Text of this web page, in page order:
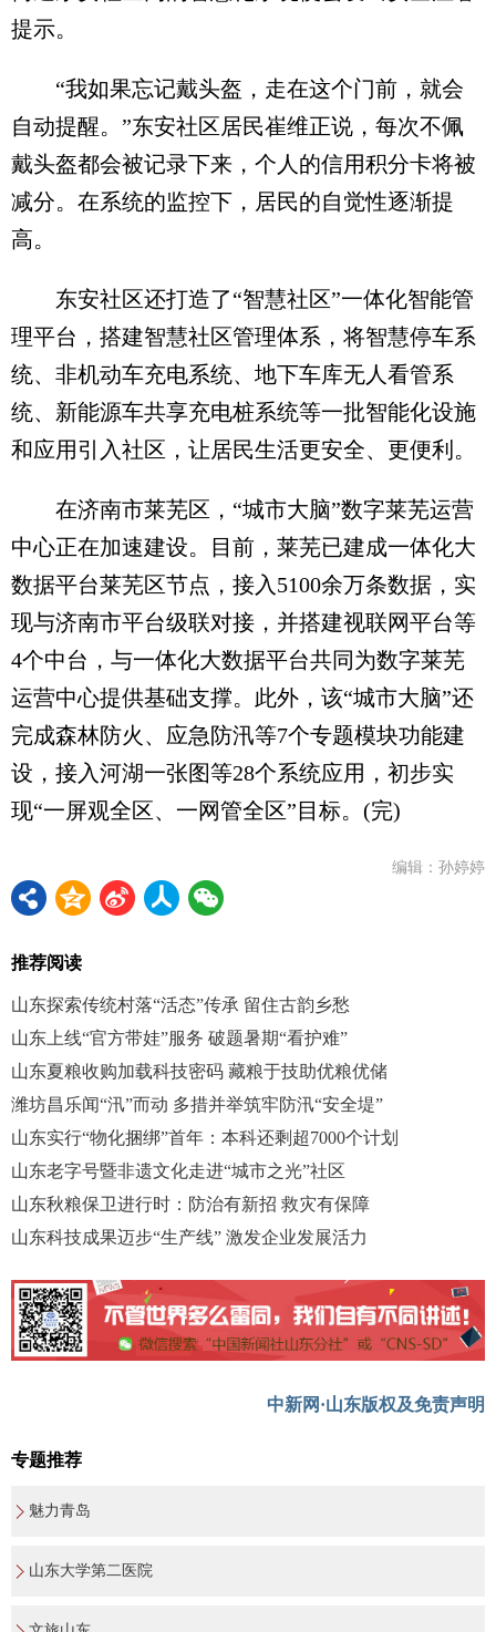
提示。
“我如果忘记戴头盔，走在这个门前，就会
自动提醒。”东安社区居民崔维正说，每次不佩
戴头盔都会被记录下来，个人的信用积分卡将被
减分。在系统的监控下，居民的自觉性逐渐提
高。
东安社区还打造了“智慧社区”一体化智能管
理平台，搭建智慧社区管理体系，将智慧停车系
统、非机动车充电系统、地下车库无人看管系
统、新能源车共享充电桩系统等一批智能化设施
和应用引入社区，让居民生活更安全、更便利。
在济南市莱芜区，“城市大脑”数字莱芜运营
中心正在加速建设。目前，莱芜已建成一体化大
数据平台莱芜区节点，接入5100余万条数据，实
现与济南市平台级联对接，并搭建视联网平台等
4个中台，与一体化大数据平台共同为数字莱芜
运营中心提供基础支撑。此外，该“城市大脑”还
完成森林防火、应急防汛等7个专题模块功能建
设，接入河湖一张图等28个系统应用，初步实
现“一屏观全区、一网管全区”目标。(完)
编辑：孙婷婷
推荐阅读
山东探索传统村落“活态”传承 留住古韵乡愁
山东上线“官方带娃”服务 破题暑期“看护难”
山东夏粮收购加载科技密码 藏粮于技助优粮优储
潍坊昌乐闻“汛”而动 多措并举筑牢防汛“安全堤”
山东实行“物化捆绑”首年：本科还剩超7000个计划
山东老字号暨非遗文化走进“城市之光”社区
山东秋粮保卫进行时：防治有新招 救灾有保障
山东科技成果迈步“生产线” 激发企业发展活力
中新网·山东版权及免责声明
专题推荐
魅力青岛
山东大学第二医院